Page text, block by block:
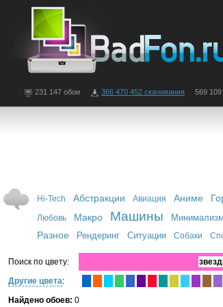
231 147 обои 366 470 452 скачивания 569 109
Hi-Tech Абстракции Авиация Аниме
Любовь Макро Машины Минимализм
Разное Рендеринг Ситуации Собаки
Поиск по цвету:
Другие цвета:
Найдено обоев: 0